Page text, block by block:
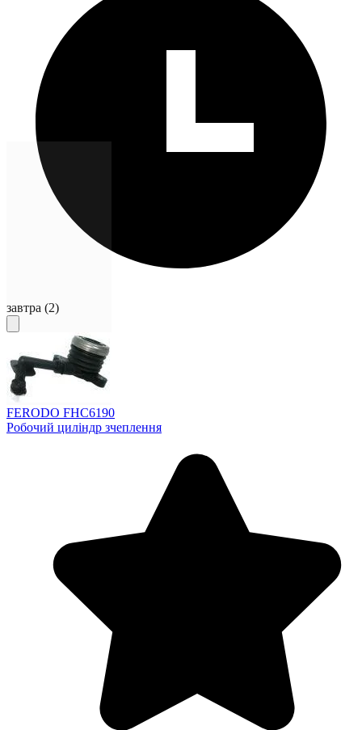
завтра (2)
FERODO FHC6190
Робочий циліндр зчеплення